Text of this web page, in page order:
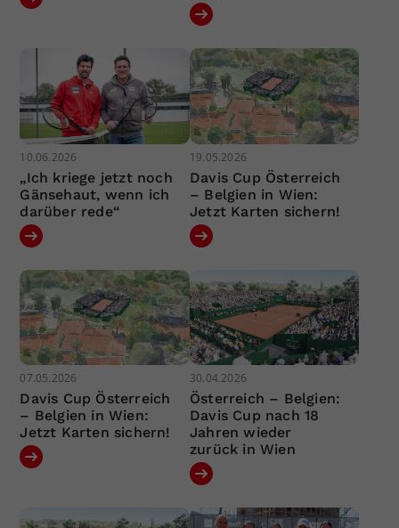
10.06.2026
„Ich kriege jetzt noch
Gänsehaut, wenn ich
darüber rede“
19.05.2026
Davis Cup Österreich
– Belgien in Wien:
Jetzt Karten sichern!
07.05.2026
Davis Cup Österreich
– Belgien in Wien:
Jetzt Karten sichern!
30.04.2026
Österreich – Belgien:
Davis Cup nach 18
Jahren wieder
zurück in Wien